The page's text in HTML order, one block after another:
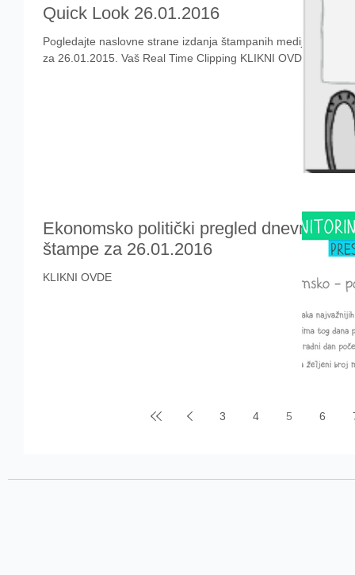
Quick Look 26.01.2016
Pogledajte naslovne strane izdanja štampanih medija
za 26.01.2015. Vaš Real Time Clipping KLIKNI OVDE
Ekonomsko politički pregled dnevne
štampe za 26.01.2016
KLIKNI OVDE
3 4 5 6